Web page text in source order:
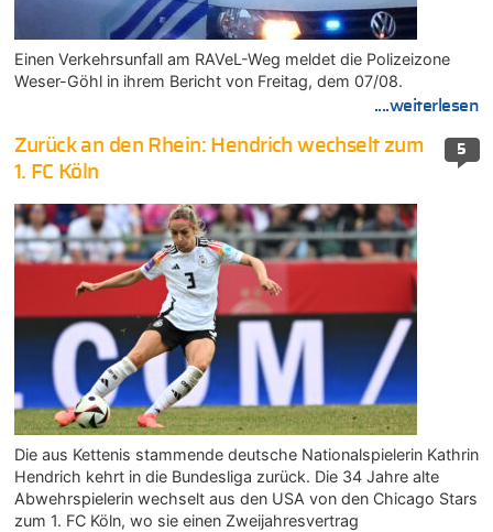
Einen Verkehrsunfall am RAVeL-Weg meldet die Polizeizone
Weser-Göhl in ihrem Bericht von Freitag, dem 07/08.
....weiterlesen
5
Zurück an den Rhein: Hendrich wechselt zum
1. FC Köln
Die aus Kettenis stammende deutsche Nationalspielerin Kathrin
Hendrich kehrt in die Bundesliga zurück. Die 34 Jahre alte
Abwehrspielerin wechselt aus den USA von den Chicago Stars
zum 1. FC Köln, wo sie einen Zweijahresvertrag